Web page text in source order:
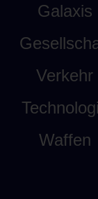
Galaxis
Verkehr
Waffen